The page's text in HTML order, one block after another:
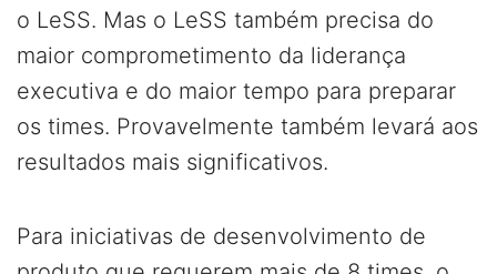
o LeSS. Mas o LeSS também precisa do
maior comprometimento da liderança
executiva e do maior tempo para preparar
os times. Provavelmente também levará aos
resultados mais significativos.
Para iniciativas de desenvolvimento de